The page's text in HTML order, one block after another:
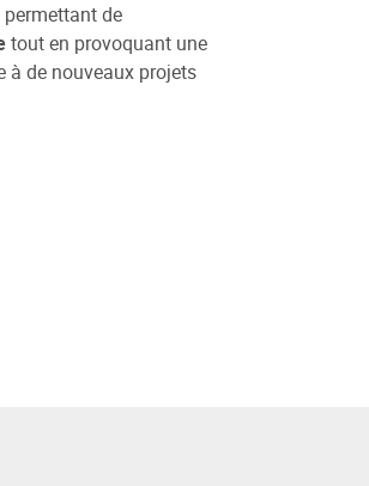
permettant de
tout en provoquant une
à de nouveaux projets